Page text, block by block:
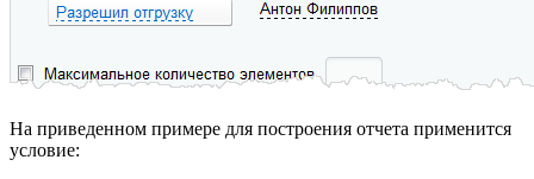
На приведенном примере для построения отчета применится
условие: